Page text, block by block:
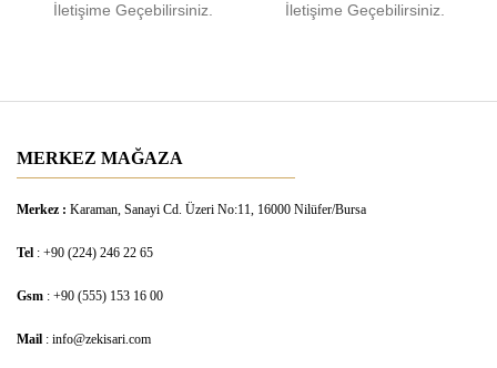
İletişime Geçebilirsiniz.
İletişime Geçebilirsiniz.
MERKEZ MAĞAZA
Merkez : Karaman, Sanayi Cd. Üzeri No:11, 16000 Nilüfer/Bursa
Tel : +90 (224) 246 22 65
Gsm : +90 (555) 153 16 00
Mail : info@zekisari.com